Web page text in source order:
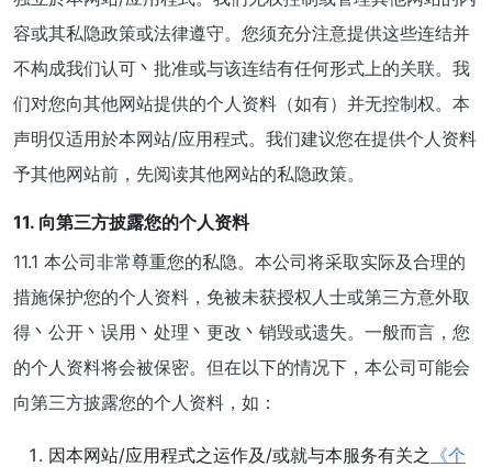
容或其私隐政策或法律遵守。您须充分注意提供这些连结并
不构成我们认可丶批准或与该连结有任何形式上的关联。我
们对您向其他网站提供的个人资料（如有）并无控制权。本
声明仅适用於本网站/应用程式。我们建议您在提供个人资料
予其他网站前，先阅读其他网站的私隐政策。
11. 向第三方披露您的个人资料
11.1 本公司非常尊重您的私隐。本公司将采取实际及合理的
措施保护您的个人资料，免被未获授权人士或第三方意外取
得丶公开丶误用丶处理丶更改丶销毁或遗失。一般而言，您
的个人资料将会被保密。但在以下的情况下，本公司可能会
向第三方披露您的个人资料，如：
因本网站/应用程式之运作及/或就与本服务有关之 《个